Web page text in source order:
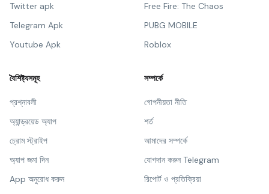
Twitter apk
Telegram Apk
Youtube Apk
Free Fire: The Chaos
PUBG MOBILE
Roblox
বৈশিষ্ট্যসমূহ
প্রশ্নাবলী
অ্যান্ড্রয়েড অ্যাপ
চ্রোম স্ট্রাইপ
অ্যাপ জমা দিন
App অনুরোধ করুন
সম্পর্কে
গোপনীয়তা নীতি
শর্ত
আমাদের সম্পর্কে
যোগদান করুন Telegram
রিপোর্ট ও প্রতিক্রিয়া